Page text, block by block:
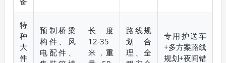
特
种
大
件
预制桥梁
构件、风
电配件、
长度
12-35
米，重
路线规
划合
理、全
专用护送车
+多方案路线
规划+夜间错